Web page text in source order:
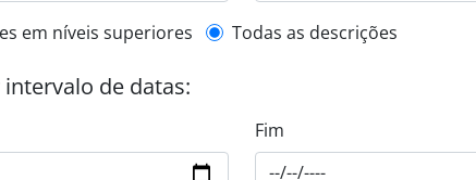
de nível superior
em níveis superiores Todas as descrições
de datas:
Fim